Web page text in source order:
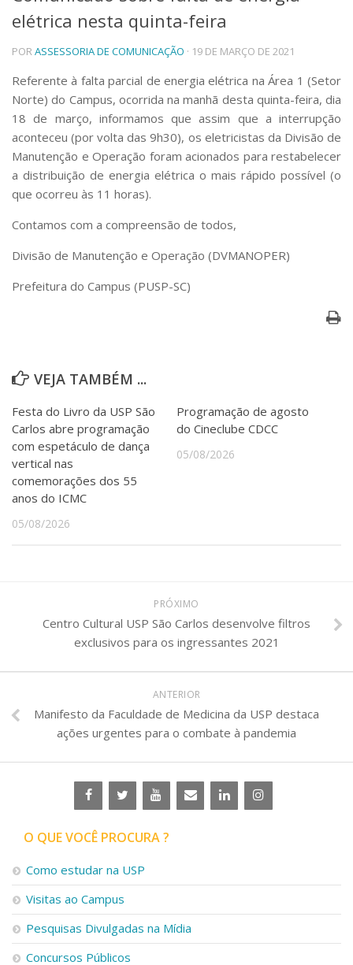
Telefones e Mapas
Pessoas
Ensino
Graduação
Pós-Graduação
Educação a distância
Cursos de Extensão
Pesquisa e Inovação
Linhas de Pesquisa
Centros, Núcleos e Projetos em Rede
Iniciação Científica
Empresas Juniores
Extensão à Comunidade
Bibliotecas
Segurança, Trânsito e Prevenção
RH, Administrativo e Financeiro
Outros serviços
Comunicação
Assessorias e Mídias
Jornal da USP
elétrica nesta quinta-feira
PORASSESSORIA DE COMUNICAÇÃO · 19 DE MARÇO DE 2021
Referente à falta parcial de energia elétrica na Área 1 (Setor
Norte) do Campus, ocorrida na manhã desta quinta-feira, dia
18 de março, informamos que assim que a interrupção
aconteceu (por volta das 9h30), os eletricistas da Divisão de
Manutenção e Operação foram acionados para restabelecer
a distribuição de energia elétrica o mais rápido possível (o
que ocorreu às 11 horas).
Contamos com a compreensão de todos,
Divisão de Manutenção e Operação (DVMANOPER)
Prefeitura do Campus (PUSP-SC)
VEJA TAMBÉM ...
Festa do Livro da USP São
Carlos abre programação
com espetáculo de dança
vertical nas
comemorações dos 55
anos do ICMC
05/08/2026
Programação de agosto
do Cineclube CDCC
05/08/2026
PRÓXIMO
Centro Cultural USP São Carlos desenvolve filtros
exclusivos para os ingressantes 2021
ANTERIOR
Manifesto da Faculdade de Medicina da USP destaca
ações urgentes para o combate à pandemia
O QUE VOCÊ PROCURA ?
Como estudar na USP
Visitas ao Campus
Pesquisas Divulgadas na Mídia
Concursos Públicos